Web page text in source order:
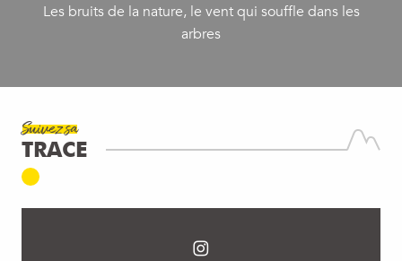
Les bruits de la nature, le vent qui souffle dans les
arbres
Suivez sa
TRACE